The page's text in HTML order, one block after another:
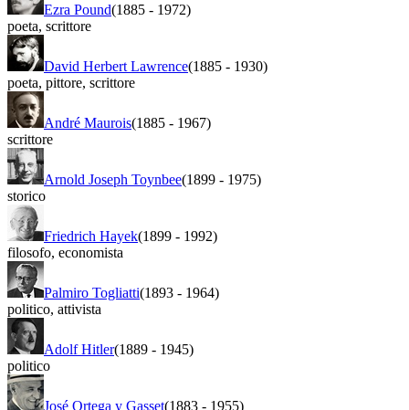
Ezra Pound(1885 - 1972)
poeta, scrittore
David Herbert Lawrence(1885 - 1930)
poeta, pittore, scrittore
André Maurois(1885 - 1967)
scrittore
Arnold Joseph Toynbee(1899 - 1975)
storico
Friedrich Hayek(1899 - 1992)
filosofo, economista
Palmiro Togliatti(1893 - 1964)
politico, attivista
Adolf Hitler(1889 - 1945)
politico
José Ortega y Gasset(1883 - 1955)